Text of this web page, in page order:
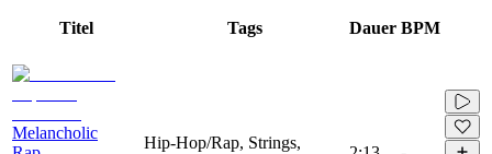
Titel Tags Dauer BPM
Melancholic
Hip-Hop/Rap, Strings,